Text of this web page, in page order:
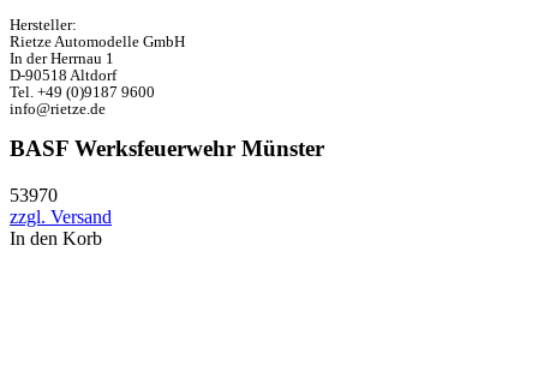
Hersteller:
Rietze Automodelle GmbH
In der Herrnau 1
D-90518 Altdorf
Tel. +49 (0)9187 9600
info@rietze.de
BASF Werksfeuerwehr Münster
53970
zzgl. Versand
In den Korb